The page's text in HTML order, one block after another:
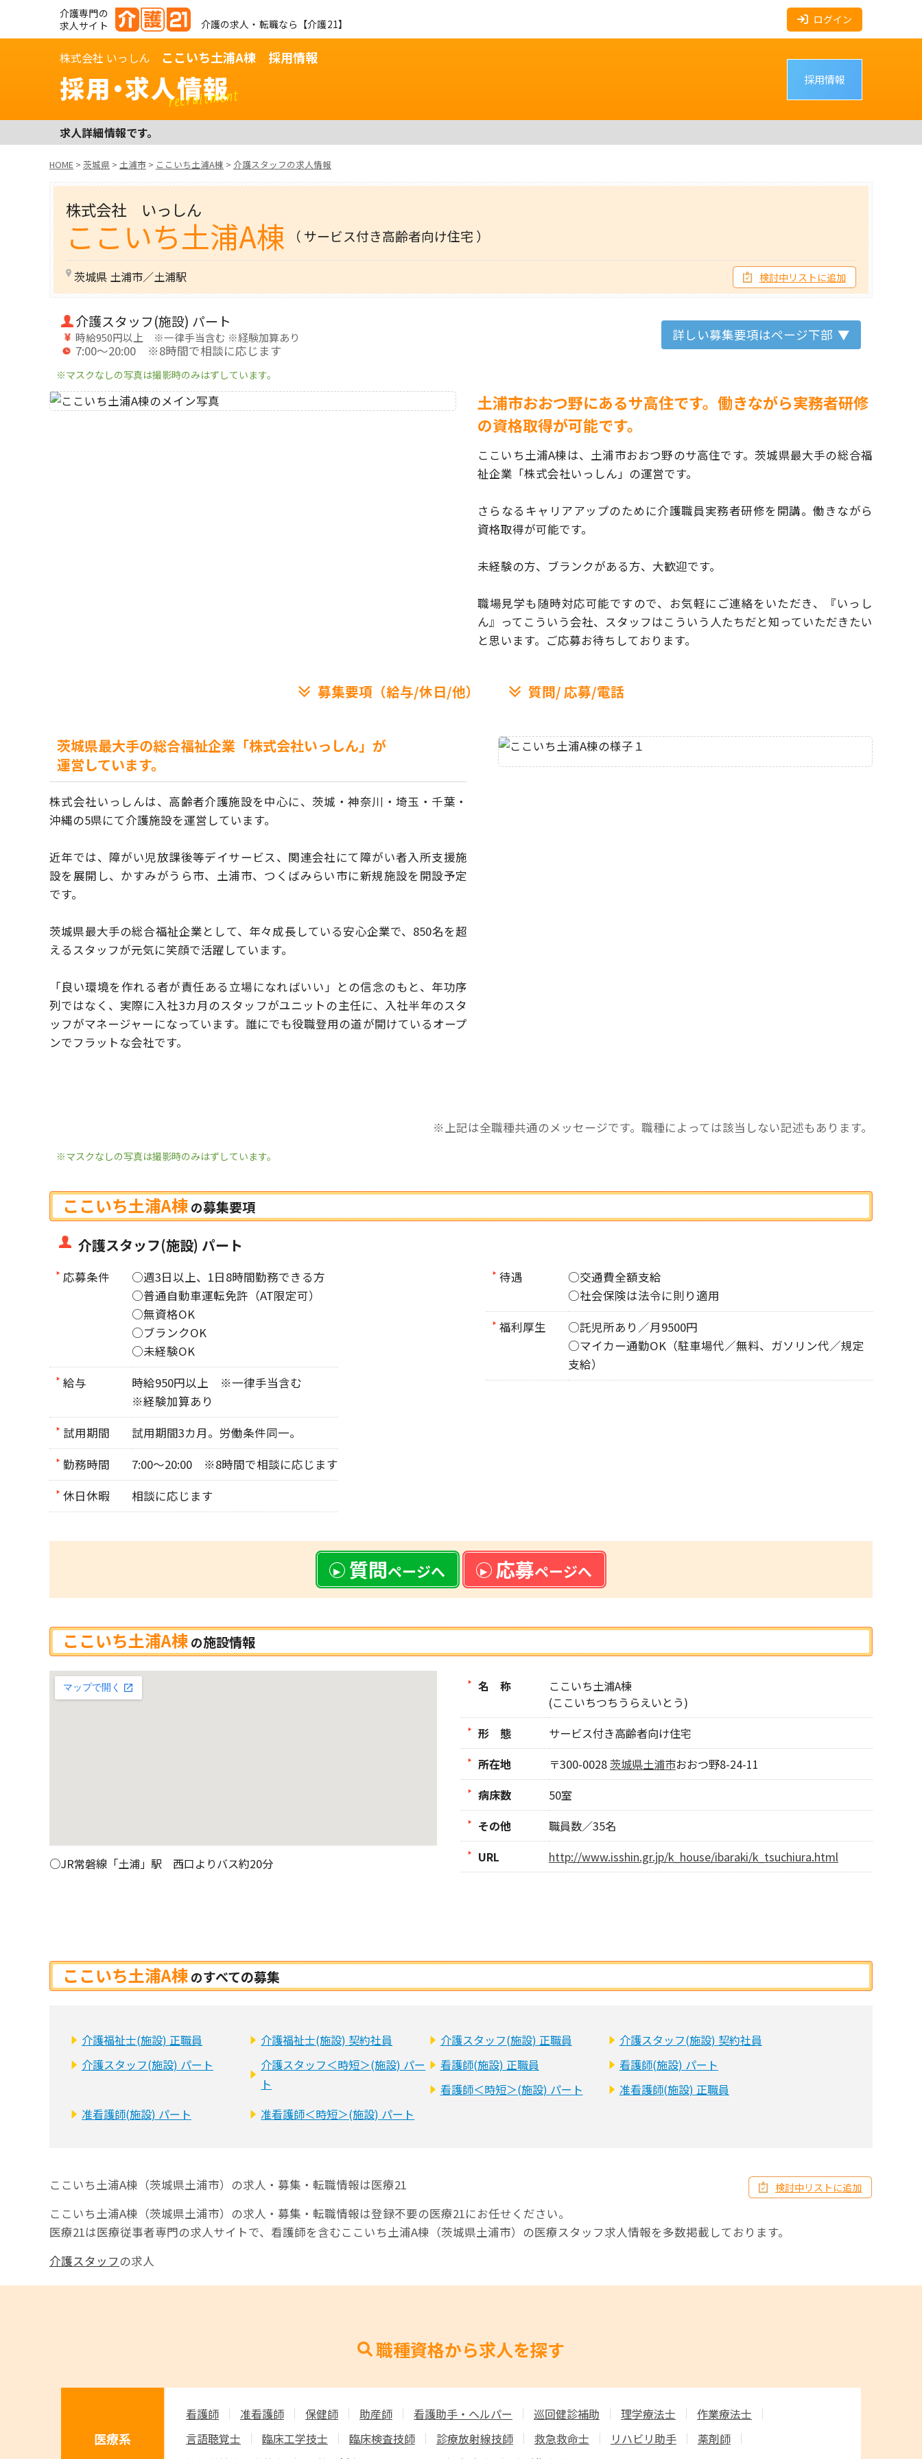
介護専門の
求人サイト
介護の求人・転職なら【介護21】 ログイン
株式会社 いっしん ここいち土浦A棟 採用情報
採用・求人情報
recruitment
採用情報
求人詳細情報です。
HOME > 茨城県 > 土浦市 > ここいち土浦A棟 > 介護スタッフの求人情報
株式会社 いっしん
ここいち土浦A棟 （ サービス付き高齢者向け住宅 ）
茨城県 土浦市／土浦駅 検討中リストに追加
介護スタッフ(施設) パート
時給950円以上 ※一律手当含む ※経験加算あり
7:00～20:00 ※8時間で相談に応じます
詳しい募集要項はページ下部
※マスクなしの写真は撮影時のみはずしています。
土浦市おおつ野にあるサ高住です。働きながら実務者研修
の資格取得が可能です。
ここいち土浦A棟は、土浦市おおつ野のサ高住です。茨城県最大手の総合福
祉企業「株式会社いっしん」の運営です。
さらなるキャリアアップのために介護職員実務者研修を開講。働きながら
資格取得が可能です。
未経験の方、ブランクがある方、大歓迎です。
職場見学も随時対応可能ですので、お気軽にご連絡をいただき、
『いっし
ん』ってこういう会社、スタッフはこういう人たちだと知っていただきたい
と思います。ご応募お待ちしております。
募集要項（給与/休日/他） 質問/応募/電話
茨城県最大手の総合福祉企業「株式会社いっしん」が
運営しています。
株式会社いっしんは、高齢者介護施設を中心に、茨城・神奈川・埼玉・ 千葉・
沖縄の5県にて介護施設を運営しています。
近年では、障がい児放課後等デイサービス、関連会社にて障がい者入所支援施
設を展開し、かすみがうら市、土浦市、つくばみらい市に新規施設を開設予定
です。
茨城県最大手の総合福祉企業として、年々成長している安心企業で、 850名を超
えるスタッフが元気に笑顔で活躍しています。
「良い環境を作れる者が責任ある立場になればいい」との信念のもと、 年功序
列ではなく、実際に入社3カ月のスタッフがユニットの主任に、 入社半年のスタ
ッフがマネージャーになっています。 誰にでも役職登用の道が開けているオープ
ンでフラットな会社です。
※上記は全職種共通のメッセージです。職種によっては該当しない記述もあります。
※マスクなしの写真は撮影時のみはずしています。
ここいち土浦A棟 の募集要項
介護スタッフ(施設) パート
応募条件
○週3日以上、1日8時間勤務できる方
○普通自動車運転免許（AT限定可）
○無資格OK
○ブランクOK
○未経験OK
給与
時給950円以上 ※一律手当含む
※経験加算あり
試用期間
試用期間3カ月。労働条件同一。
勤務時間
7:00～20:00 ※8時間で相談に応じます
休日休暇
相談に応じます
待遇
○交通費全額支給
○社会保険は法令に則り適用
福利厚生
○託児所あり／月9500円
○マイカー通勤OK（駐車場代／無料、ガソリン代／規定
支給）
質問ページへ 応募ページへ
ここいち土浦A棟 の施設情報
○JR常磐線「土浦」駅 西口よりバス約20分
名 称
ここいち土浦A棟
(ここいちつちうらえいとう)
形 態
サービス付き高齢者向け住宅
所在地
〒300-0028茨城県土浦市おおつ野8-24-11
病床数
50室
その他
職員数／35名
URL
http://www.isshin.gr.jp/k_house/ibaraki/k_tsuchiura.html
ここいち土浦A棟 のすべての募集
介護福祉士(施設) 正職員 介護福祉士(施設) 契約社員 介護スタッフ(施設) 正職員
介護スタッフ(施設) 契約社員
介護スタッフ(施設) パート
介護スタッフ＜時短＞(施設) パー
ト
看護師(施設) 正職員
看護師(施設) パート
看護師＜時短＞(施設) パート
准看護師(施設) 正職員
准看護師(施設) パート
准看護師＜時短＞(施設) パート
検討中リストに追加
ここいち土浦A棟（茨城県土浦市）の求人・募集・転職情報は医療21
ここいち土浦A棟（茨城県土浦市）の求人・募集・転職情報は登録不要の医療21にお任せください。
医療21は医療従事者専門の求人サイトで、看護師を含むここいち土浦A棟（茨城県土浦市）の医療スタッフ求人情報を多数掲載しております。
介護スタッフ の求人
職種資格から求人を探す
医療系
看護師 准看護師 保健師 助産師 看護助手・ヘルパー 巡回健診補助 理学療法士
作業療法士
言語聴覚士
臨床工学技士 臨床検査技師 診療放射線技師 救急救命士 リハビリ助手
薬剤師